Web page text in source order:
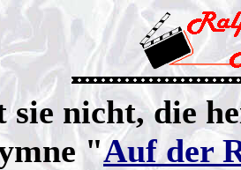
sie nicht, die
"Auf der